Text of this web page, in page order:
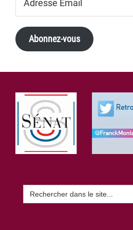
Email
Abonnez-vous
Footer
Search
for: